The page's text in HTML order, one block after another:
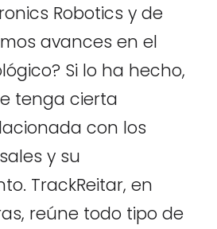
Robotics y de
avances en el
Si lo ha hecho,
tenga cierta
con los
y su
TrackReitar, en
reúne todo tipo de